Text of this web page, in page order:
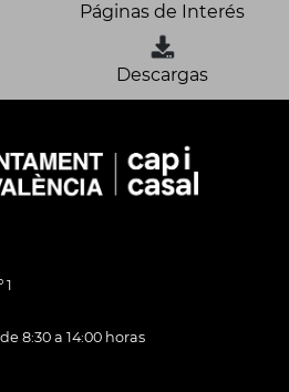
Páginas de Interés
Descargas
1
8:30 a 14:00 horas